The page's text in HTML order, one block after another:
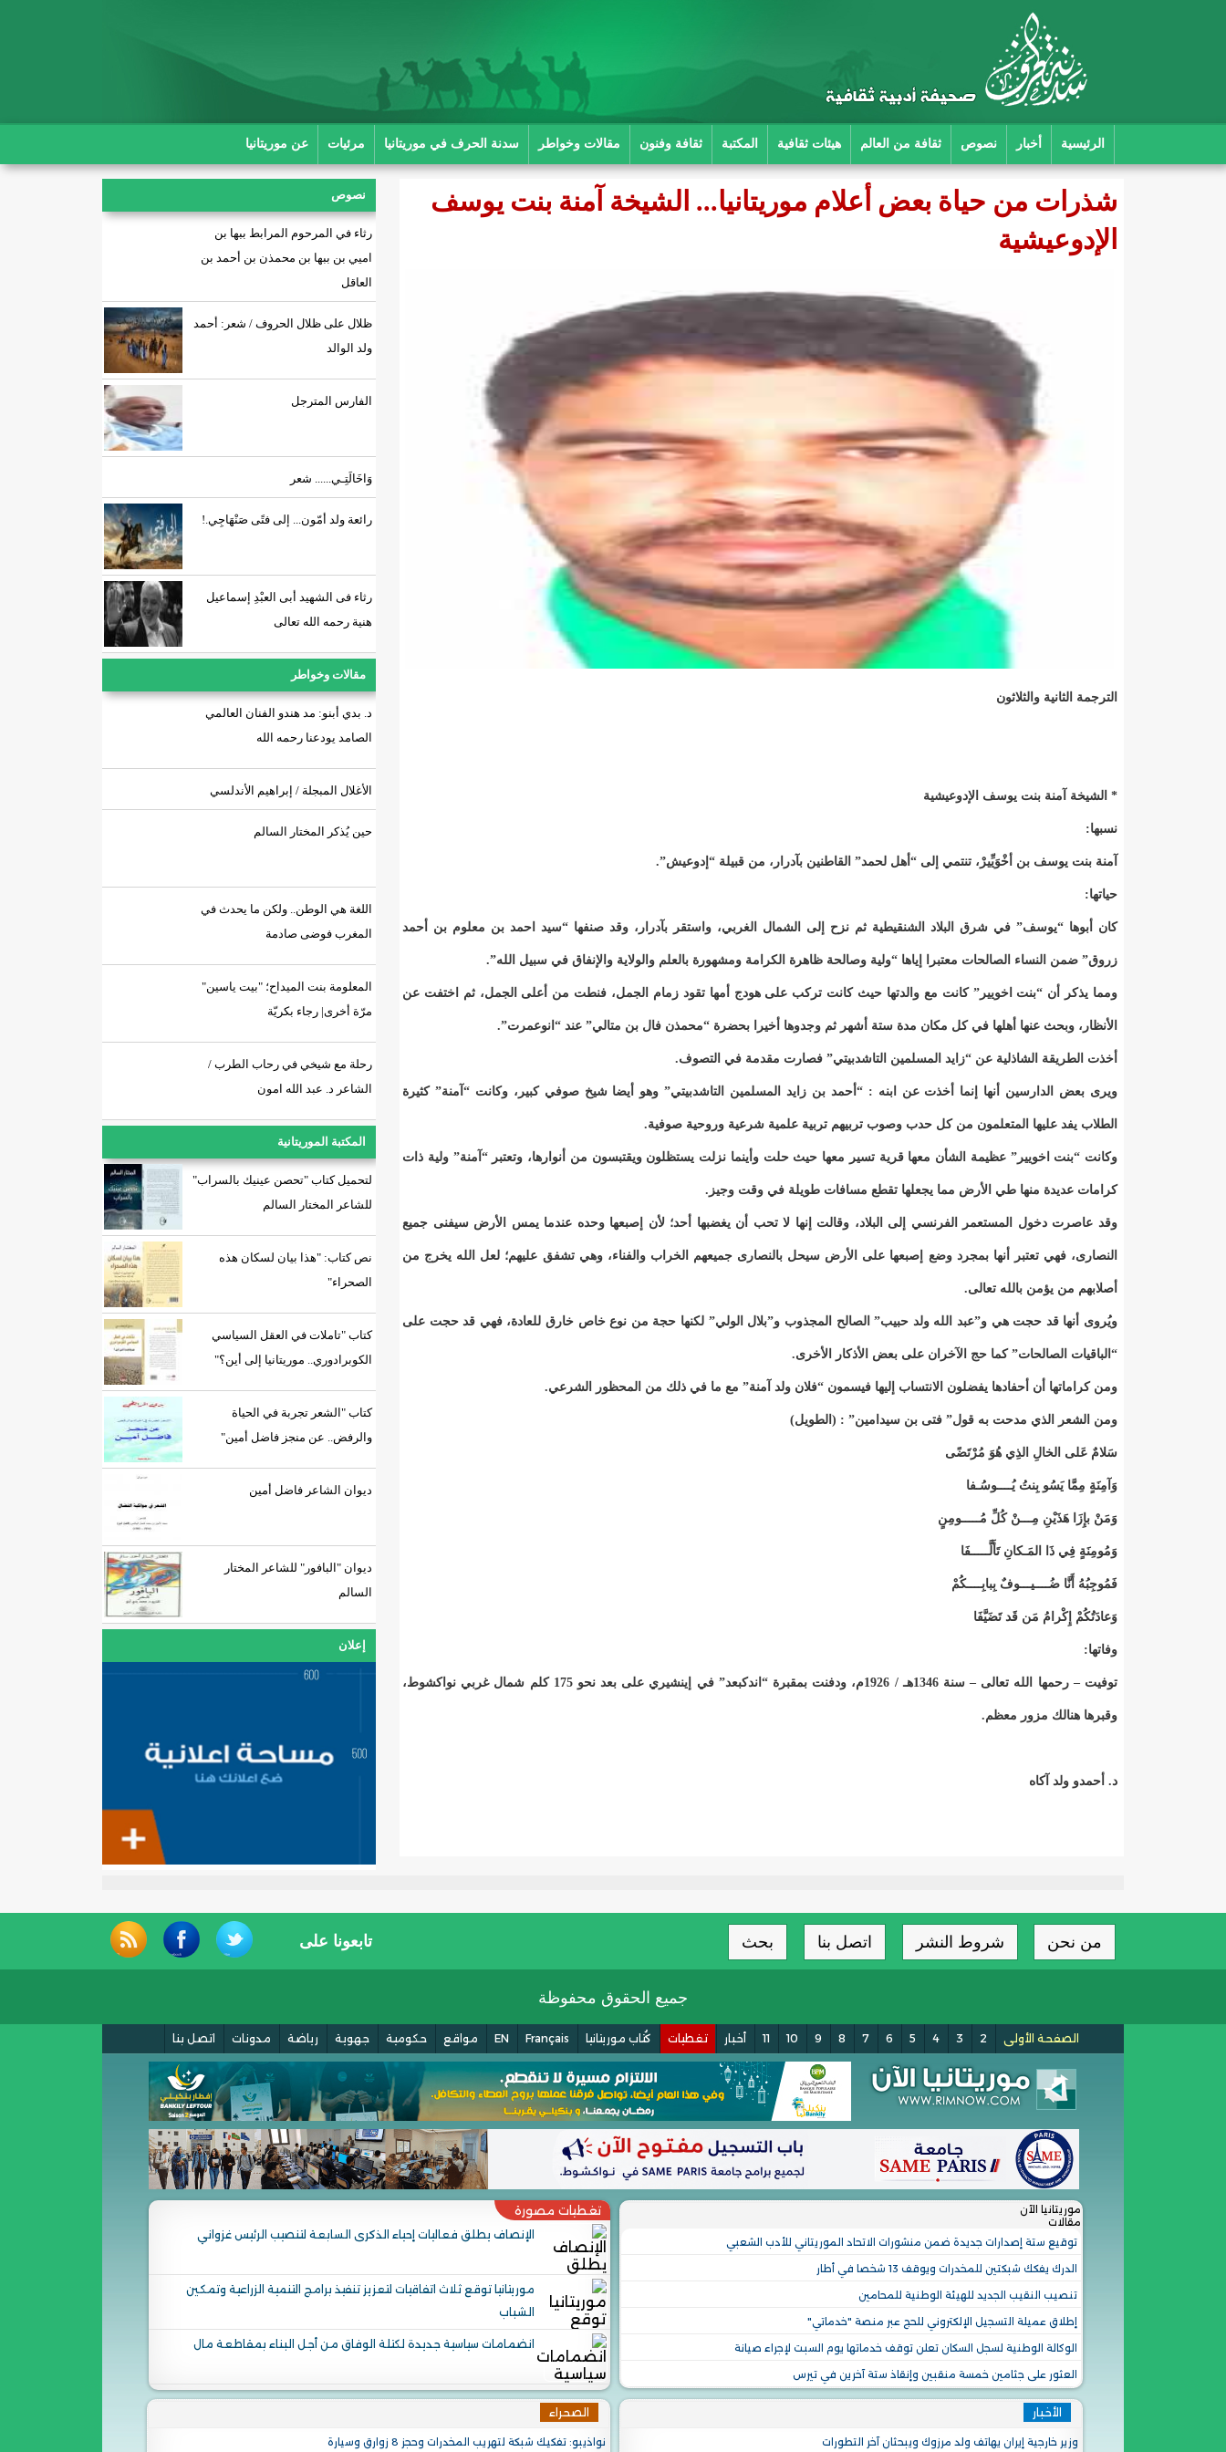
الرئيسية أخبار نصوص ثقافة من العالم هيئات ثقافية المكتبة ثقافة وفنون مقالات وخواطر سدنة الحرف في موريتانيا مرئيات عن موريتانيا
نصوص
رثاء في المرحوم المرابط ببها بن
اميي بن ببها بن محمذن بن أحمد بن
العاقل
ظلال على ظلال الحروف / شعر: أحمد
ولد الوالد
الفارس المترجل
وَاخَالَتِـي...... شعر
رائعة ولد أمّون... إلى فتًى صَنْهَاجِي.!
رثاء فى الشهيد أبى العبْدِ إسماعيل
هنية رحمه الله تعالى
مقالات وخواطر
د. بدي أبنو: مد هندو الفنان العالمي
الصامد يودعنا رحمه الله
الأغلال المبجلة / إبراهيم الأندلسي
حين يُذكر المختار السالم
اللغة هي الوطن.. ولكن ما يحدث في
المغرب فوضى صادمة
المعلومة بنت الميداح؛ "بيت ياسين"
مرّة أخرى| رجاء بكريّة
رحلة مع شيخي في رحاب الطرب /
الشاعر د. عبد الله امون
المكتبة الموريتانية
لتحميل كتاب "تحصن عينيك بالسراب"
للشاعر المختار السالم
نص كتاب: "هذا بيان لسكان هذه
الصحراء"
كتاب "تاملات في العقل السياسي
الكوبرادوري.. موريتانيا إلى أين؟"
كتاب "الشعر تجربة في الحياة
والرفض.. عن منجز فاضل أمين"
ديوان الشاعر فاضل أمين
ديوان "البافور" للشاعر المختار
السالم
إعلان
شذرات من حياة بعض أعلام موريتانيا... الشيخة آمنة بنت يوسف
الإدوعيشية
الترجمة الثانية والثلاثون
* الشيخة آمنة بنت يوسف الإدوعيشية
نسبها:
آمنة بنت يوسف بن أخْوَيِّيرْ، تنتمي إلى “أهل لحمد” القاطنين بآدرار، من قبيلة “إدوعيش”.
حياتها:
كان أبوها “يوسف” في شرق البلاد الشنقيطية ثم نزح إلى الشمال الغربي، واستقر بآدرار، وقد صنفها “سيد احمد بن معلوم بن أحمد
زروق” ضمن النساء الصالحات معتبرا إياها “ولية وصالحة ظاهرة الكرامة ومشهورة بالعلم والولاية والإنفاق في سبيل الله”.
ومما يذكر أن “بنت اخويير” كانت مع والدتها حيث كانت تركب على هودج أمها تقود زمام الجمل، فنطت من أعلى الجمل، ثم اختفت عن
الأنظار، وبحث عنها أهلها في كل مكان مدة ستة أشهر ثم وجدوها أخيرا بحضرة “محمذن فال بن متالي” عند “انوعمرت”.
أخذت الطريقة الشاذلية عن “زايد المسلمين التاشدبيتي” فصارت مقدمة في التصوف.
ويرى بعض الدارسين أنها إنما أخذت عن ابنه : “أحمد بن زايد المسلمين التاشدبيتي” وهو أيضا شيخ صوفي كبير، وكانت “آمنة” كثيرة
الطلاب يفد عليها المتعلمون من كل حدب وصوب تربيهم تربية علمية شرعية وروحية صوفية.
وكانت “بنت اخويير” عظيمة الشأن معها قرية تسير معها حيث حلت وأينما نزلت يستظلون ويقتبسون من أنوارها، وتعتبر “آمنة” ولية ذات
كرامات عديدة منها طي الأرض مما يجعلها تقطع مسافات طويلة في وقت وجيز.
وقد عاصرت دخول المستعمر الفرنسي إلى البلاد، وقالت إنها لا تحب أن يغضبها أحد؛ لأن إصبعها وحده عندما يمس الأرض سيفنى جميع
النصارى، فهي تعتبر أنها بمجرد وضع إصبعها على الأرض سيحل بالنصارى جميعهم الخراب والفناء، وهي تشفق عليهم؛ لعل الله يخرج من
أصلابهم من يؤمن بالله تعالى.
ويُروى أنها قد حجت هي و”عبد الله ولد حبيب” الصالح المجذوب و”بلال الولي” لكنها حجة من نوع خاص خارق للعادة، فهي قد حجت على
“الباقيات الصالحات” كما حج الآخران على بعض الأذكار الأخرى.
ومن كراماتها أن أحفادها يفضلون الانتساب إليها فيسمون “فلان ولد آمنة” مع ما في ذلك من المحظور الشرعي.
ومن الشعر الذي مدحت به قول” فتى بن سيدامين” : (الطويل)
سَلامٌ عَلى الخالِ الذِي هُوَ مُرْتَضًى
وَآمِنَةٍ مِمَّا يَسُو بِنتُ يُــــوسُـفا
وَمَنْ بإِزَا هَذَيْنِ مِـــنْ كُلِّ مُـــــومِنٍ
وَمُومِنَةٍ فِي ذَا المَـكانِ تَأَلَّـــــفَا
فَمُوجِبُهُ أَنَّا ضُــــيـــوفٌ بِبابِــــكُمْ
وَعادَتُكُمْ إِكْرامُ مَن قَد تَضَيَّفَا
وفاتها:
توفيت – رحمها الله تعالى – سنة 1346هـ / 1926م، ودفنت بمقبرة “اندكبعد” في إينشيري على بعد نحو 175 كلم شمال غربي نواكشوط،
وقبرها هنالك مزور معظم.
د. أحمدو ولد آكاه
من نحن شروط النشر اتصل بنا بحث تابعونا على
جميع الحقوق محفوظة